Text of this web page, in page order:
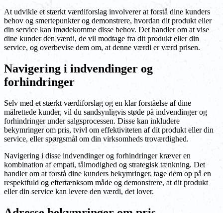
At udvikle et stærkt værdiforslag involverer at forstå dine kunders
behov og smertepunkter og demonstrere, hvordan dit produkt eller
din service kan imødekomme disse behov. Det handler om at vise
dine kunder den værdi, de vil modtage fra dit produkt eller din
service, og overbevise dem om, at denne værdi er værd prisen.
Navigering i indvendinger og
forhindringer
Selv med et stærkt værdiforslag og en klar forståelse af dine
målrettede kunder, vil du sandsynligvis støde på indvendinger og
forhindringer under salgsprocessen. Disse kan inkludere
bekymringer om pris, tvivl om effektiviteten af dit produkt eller din
service, eller spørgsmål om din virksomheds troværdighed.
Navigering i disse indvendinger og forhindringer kræver en
kombination af empati, tålmodighed og strategisk tænkning. Det
handler om at forstå dine kunders bekymringer, tage dem op på en
respektfuld og eftertænksom måde og demonstrere, at dit produkt
eller din service kan levere den værdi, det lover.